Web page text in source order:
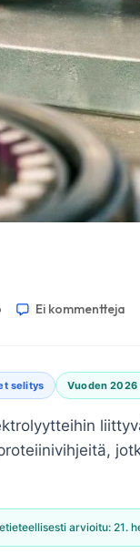
Ei kommentteja
selitys Vuoden 2026
arvioitu:21.